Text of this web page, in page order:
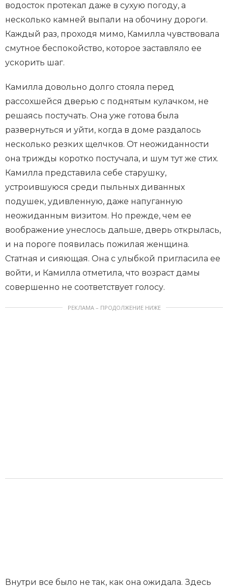
водосток протекал даже в сухую погоду, а
несколько камней выпали на обочину дороги.
Каждый раз, проходя мимо, Камилла чувствовала
смутное беспокойство, которое заставляло ее
ускорить шаг.
Камилла довольно долго стояла перед
рассохшейся дверью с поднятым кулачком, не
решаясь постучать. Она уже готова была
развернуться и уйти, когда в доме раздалось
несколько резких щелчков. От неожиданности
она трижды коротко постучала, и шум тут же стих.
Камилла представила себе старушку,
устроившуюся среди пыльных диванных
подушек, удивленную, даже напуганную
неожиданным визитом. Но прежде, чем ее
воображение унеслось дальше, дверь открылась,
и на пороге появилась пожилая женщина.
Статная и сияющая. Она с улыбкой пригласила ее
войти, и Камилла отметила, что возраст дамы
совершенно не соответствует голосу.
РЕКЛАМА – ПРОДОЛЖЕНИЕ НИЖЕ
Внутри все было не так, как она ожидала. Здесь